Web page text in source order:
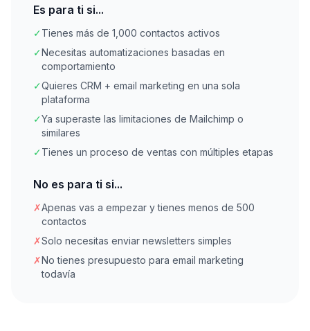
Es para ti si...
✓Tienes más de 1,000 contactos activos
✓Necesitas automatizaciones basadas en
comportamiento
✓Quieres CRM + email marketing en una sola
plataforma
✓Ya superaste las limitaciones de Mailchimp o
similares
✓Tienes un proceso de ventas con múltiples etapas
No es para ti si...
✗Apenas vas a empezar y tienes menos de 500
contactos
✗Solo necesitas enviar newsletters simples
✗No tienes presupuesto para email marketing
todavía